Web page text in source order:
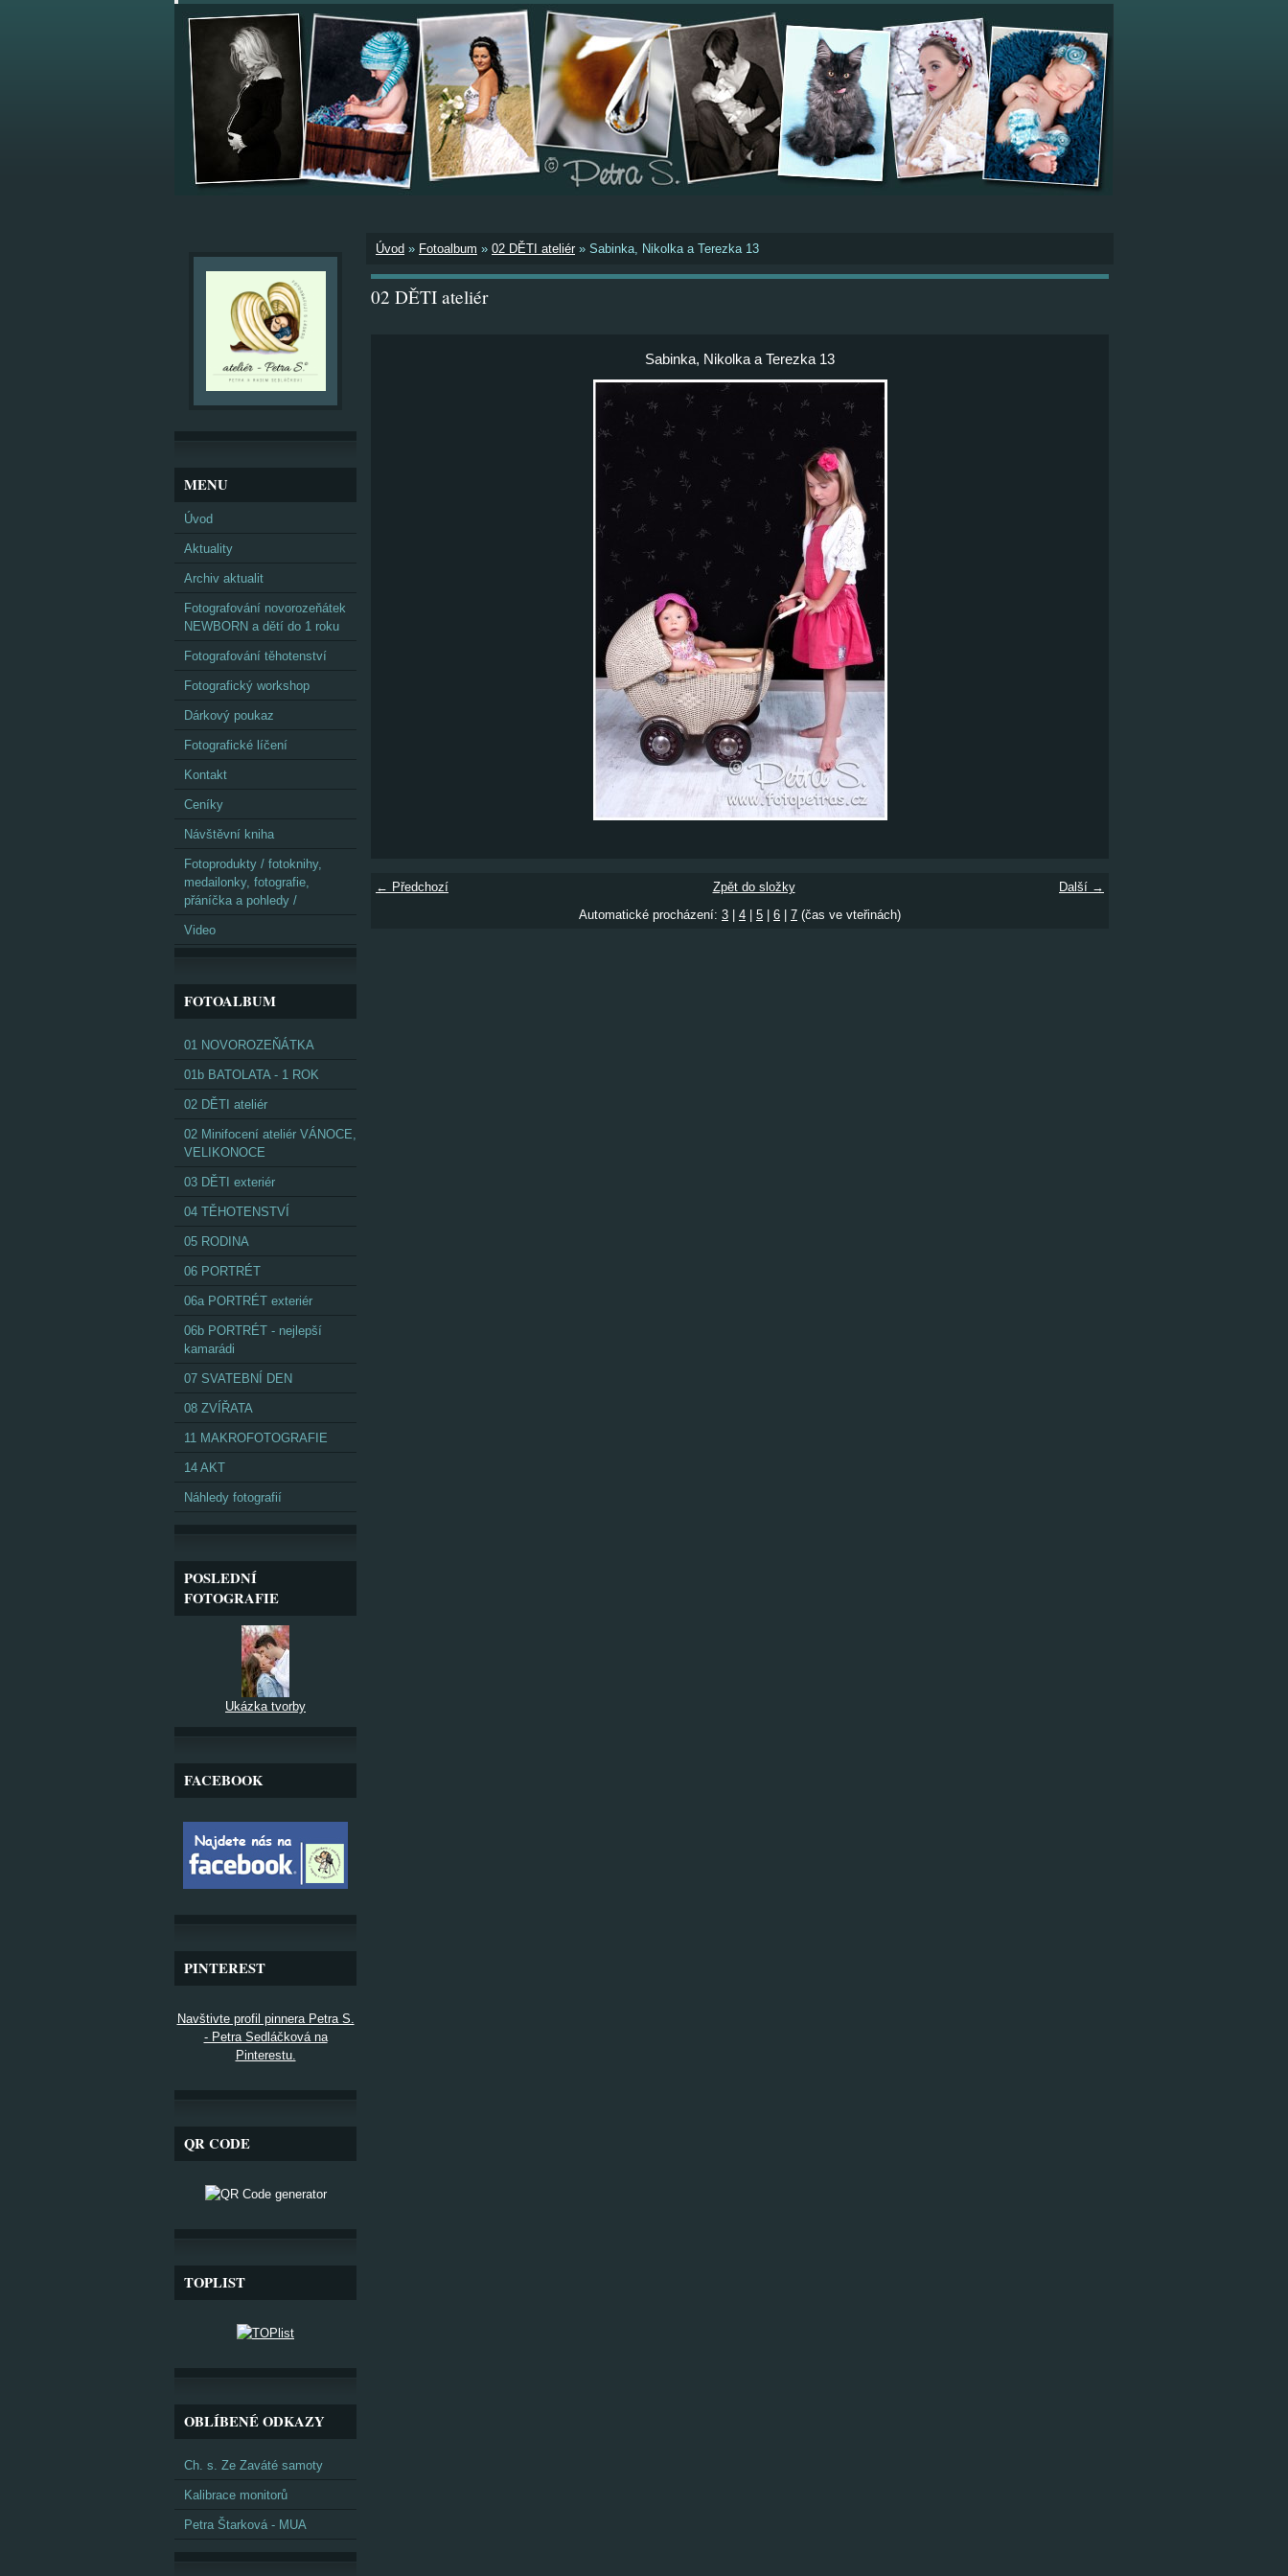
Úvod » Fotoalbum » 02 DĚTI ateliér » Sabinka, Nikolka a Terezka 13
02 DĚTI ateliér
Sabinka, Nikolka a Terezka 13
← Předchozí Další →
Zpět do složky
Automatické procházení: 3 4 5 6 7 (čas ve vteřinách)
MENU
Úvod
Aktuality
Archiv aktualit
Fotografování novorozeňátek
NEWBORN a dětí do 1 roku
Fotografování těhotenství
Fotografický workshop
Dárkový poukaz
Fotografické líčení
Kontakt
Ceníky
Návštěvní kniha
Fotoprodukty / fotoknihy,
medailonky, fotografie,
přáníčka a pohledy /
Video
FOTOALBUM
01 NOVOROZEŇÁTKA
01b BATOLATA - 1 ROK
02 DĚTI ateliér
02 Minifocení ateliér VÁNOCE,
VELIKONOCE
03 DĚTI exteriér
04 TĚHOTENSTVÍ
05 RODINA
06 PORTRÉT
06a PORTRÉT exteriér
06b PORTRÉT - nejlepší
kamarádi
07 SVATEBNÍ DEN
08 ZVÍŘATA
11 MAKROFOTOGRAFIE
14 AKT
Náhledy fotografií
POSLEDNÍ
FOTOGRAFIE
Ukázka tvorby
FACEBOOK
PINTEREST
Navštivte profil pinnera Petra S.
- Petra Sedláčková na
Pinterestu.
QR CODE
TOPLIST
OBLÍBENÉ ODKAZY
Ch. s. Ze Zaváté samoty
Kalibrace monitorů
Petra Štarková - MUA